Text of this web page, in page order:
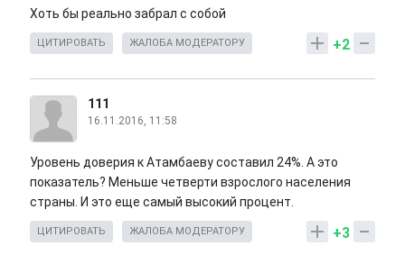
Хоть бы реально забрал с собой
+2
ЦИТИРОВАТЬ ЖАЛОБА МОДЕРАТОРУ
111
16.11.2016, 11:58
Уровень доверия к Атамбаеву составил 24%. А это
показатель? Меньше четверти взрослого населения
страны. И это еще самый высокий процент.
+3
ЦИТИРОВАТЬ ЖАЛОБА МОДЕРАТОРУ